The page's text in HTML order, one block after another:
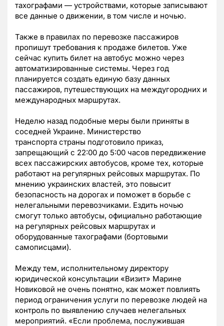
тахографами — устройствами, которые записывают
все данные о движении, в том числе и ночью.
Также в правилах по перевозке пассажиров
пропишут требования к продаже билетов. Уже
сейчас купить билет на автобус можно через
автоматизированные системы. Через год
планируется создать единую базу данных
пассажиров, путешествующих на междугородних и
международных маршрутах.
Неделю назад подобные меры были приняты в
соседней Украине. Министерство
транспорта страны подготовило приказ,
запрещающий с 22:00 до 5:00 часов передвижение
всех пассажирских автобусов, кроме тех, которые
работают на регулярных рейсовых маршрутах. По
мнению украинских властей, это повысит
безопасность на дорогах и поможет в борьбе с
нелегальными перевозчиками. Ездить ночью
смогут только автобусы, официально работающие
на регулярных рейсовых маршрутах и
оборудованные тахографами (бортовыми
самописцами).
Между тем, исполнительному директору
юридической консультации «Визит» Марине
Новиковой не очень понятно, как может повлиять
период ограничения услуги по перевозке людей на
контроль по выявлению случаев нелегальных
мероприятий. «Если проблема, послужившая